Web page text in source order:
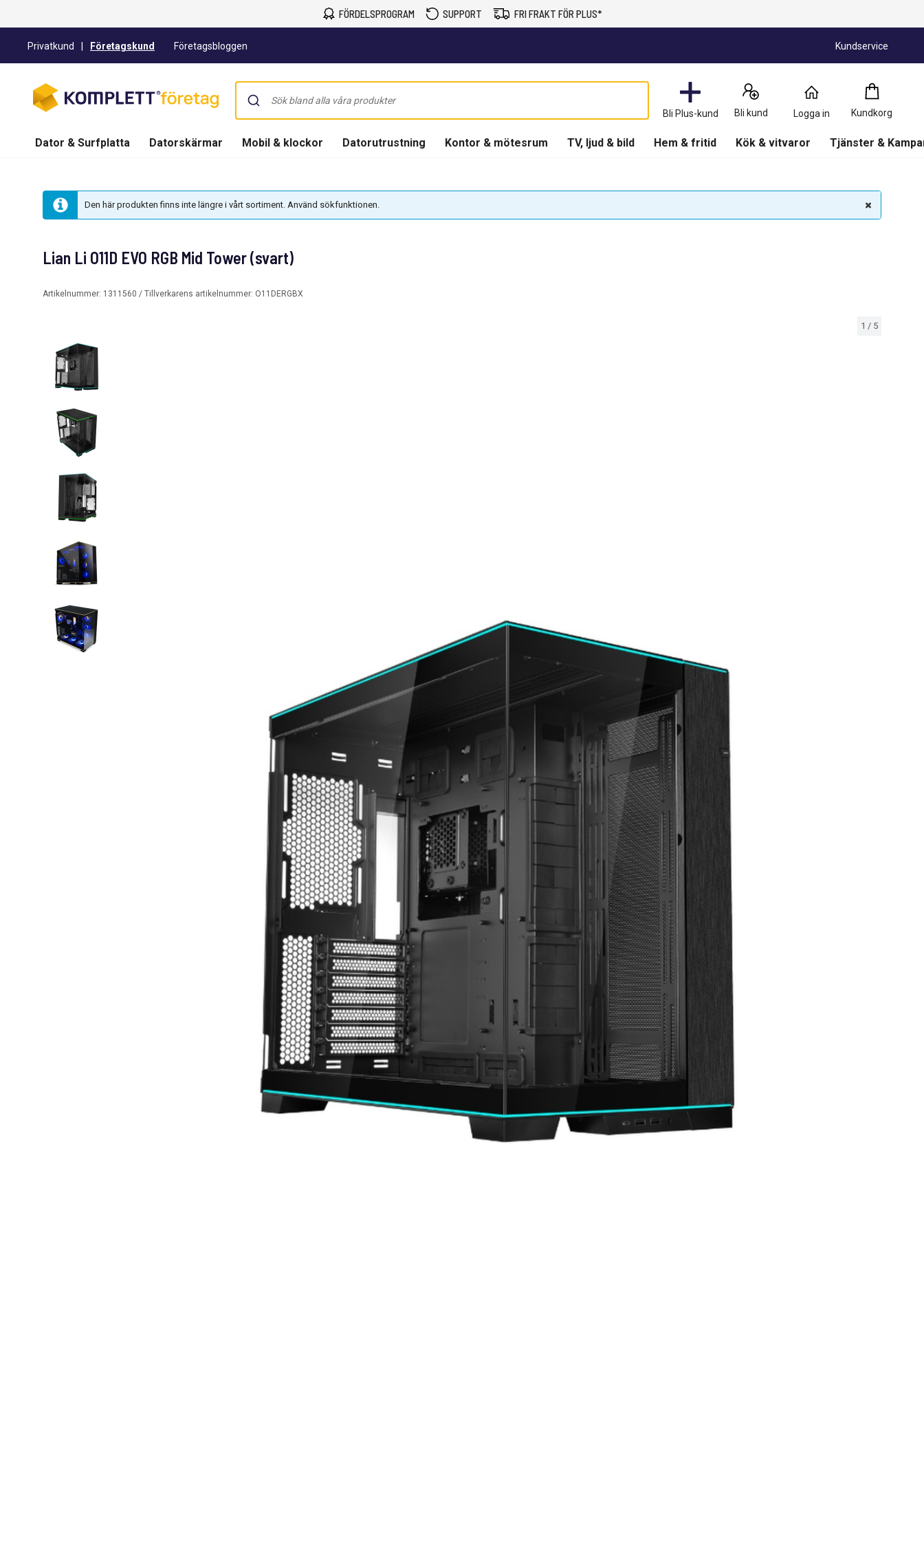
FÖRDELSPROGRAM SUPPORT FRI FRAKT FÖR PLUS*
Privatkund Företagskund Företagsbloggen Kundservice
Bli Plus-kund Bli kund Logga in Kundkorg
Kundkorg
0
Produkter
Dator & Surfplatta Datorskärmar Mobil & klockor Datorutrustning Kontor & mötesrum TV, ljud & bild Hem & fritid Kök & vitvaror Tjänster &
Den här produkten finns inte längre i vårt sortiment. Använd sökfunktionen.
1 / 5
Lian Li O11D EVO RGB Mid Tower (svart)
Artikelnummer: 1311560 / Tillverkarens artikelnummer: O11DERGBX